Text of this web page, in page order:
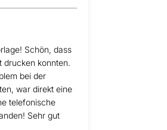
Schön, dass
drucken konnten.
bei der
war direkt eine
telefonische
Sehr gut